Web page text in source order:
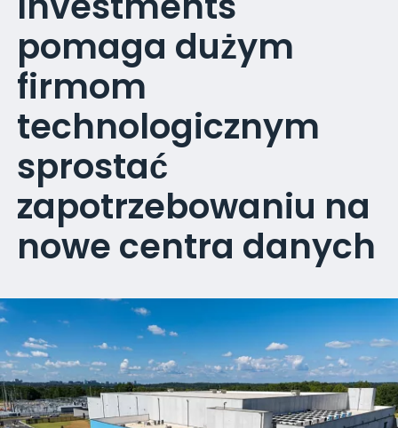
pomaga dużym
firmom
technologicznym
sprostać
zapotrzebowaniu na
nowe centra danych